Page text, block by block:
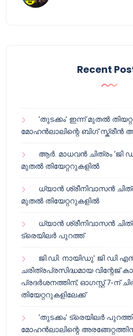
Recent
‘തുടക്കം’ ഇന്ന് മുതൽ
മോഹൻലാലിന്റെ ബിഗ് സ്ക്രീൻ
ആർ. മാധവൻ ചിത്രം ‘ജി
മുതൽ തിയേറ്ററുകളിൽ
ധ്യാൻ ശ്രീനിവാസൻ
മുതൽ തിയേറ്ററുകളിൽ
ധ്യാൻ ശ്രീനിവാസൻ
ട്രെയിലർ പുറത്ത്
ജി.ഡി. നായിഡു’ ജി ഡി
ചരിത്രപ്രസിദ്ധമായ വിന്റേജ്
പ്രദർശനത്തിന്; ഓഗസ്റ്റ് 7-ന്
തിയേറ്ററുകളിലേക്ക്
‘തുടക്കം’ ട്രെയിലർ
മോഹൻലാലിന്റെ